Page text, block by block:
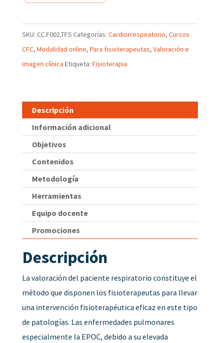
SKU: CC.F002.TFS Categorías: Cardiorrespiratorio, Cursos
CFC, Modalidad online, Para fisioterapeutas, Valoración e
imagen clínica Etiqueta: Fisioterapia
Descripción
Información adicional
Objetivos
Contenidos
Metodología
Herramientas
Equipo docente
Promociones
Descripción
La valoración del paciente respiratorio constituye el
método que disponen los fisioterapeutas para llevar
una intervención fisioterapéutica eficaz en este tipo
de patologías. Las enfermedades pulmonares
especialmente la EPOC, debido a su elevada